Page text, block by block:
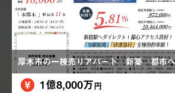
1億8,000万円